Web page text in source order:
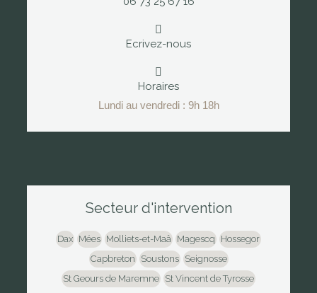
Ecrivez-nous
Horaires
Lundi au vendredi : 9h 18h
Secteur d'intervention
Dax Mées Molliets-et-Maâ Magescq
Hossegor
Capbreton
Soustons
Seignosse
St Geours de Maremne St Vincent de Tyrosse